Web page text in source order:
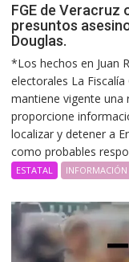
FGE de Veracruz
presuntos
Douglas.
*Los hechos en Juan
electorales La Fiscalía
mantiene vigente una
proporcione
localizar y detener a
como probables
ESTATAL INFORMACIÓN